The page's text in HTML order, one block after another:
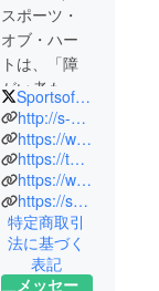
スポーツ・
オブ・ハー
トは、「障
がい者も健
常者も一緒
に楽しめる
スポーツと
文化の祭
典」とし
て、アス
リート・
アーティス
SportsofHeart
http://s-heart.org/
https://www.facebook.com/sportsofheart/
https://twitter.com/SportsofHeart
https://www.instagram.com/sportsofheart
https://s-heart.org/diversity-ekiden47/
特定商取引
法に基づく
表記
メッセー